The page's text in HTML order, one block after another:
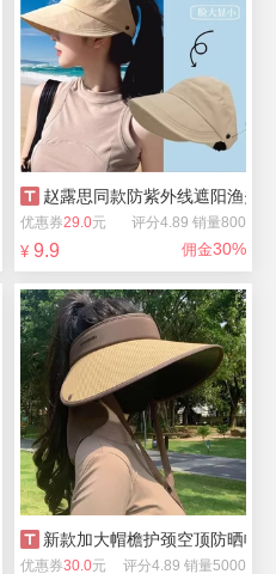
空顶骑行帽
赵露思同款防紫外线遮阳渔夫帽
优惠券29.0元 评分4.89 销量800
¥ 9.9 佣金30%
帽 新款加大帽檐护颈空顶防晒帽
优惠券30.0元 评分4.89 销量5000